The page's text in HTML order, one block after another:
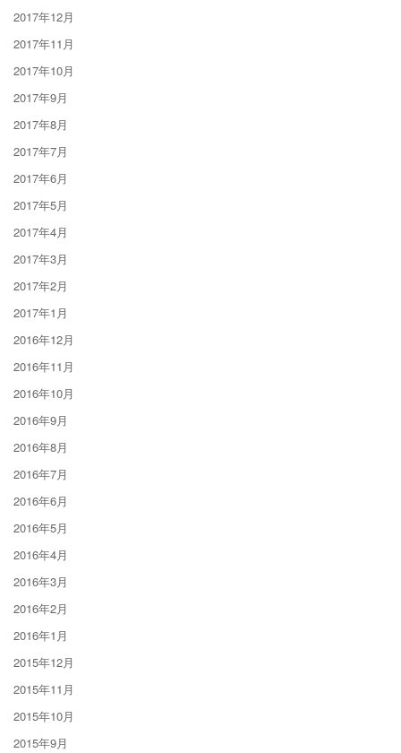
2017年12月
2017年11月
2017年10月
2017年9月
2017年8月
2017年7月
2017年6月
2017年5月
2017年4月
2017年3月
2017年2月
2017年1月
2016年12月
2016年11月
2016年10月
2016年9月
2016年8月
2016年7月
2016年6月
2016年5月
2016年4月
2016年3月
2016年2月
2016年1月
2015年12月
2015年11月
2015年10月
2015年9月